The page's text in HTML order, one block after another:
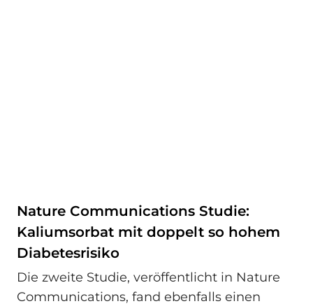
Nature Communications Studie:
Kaliumsorbat mit doppelt so hohem
Diabetesrisiko
Die zweite Studie, veröffentlicht in Nature
Communications, fand ebenfalls einen